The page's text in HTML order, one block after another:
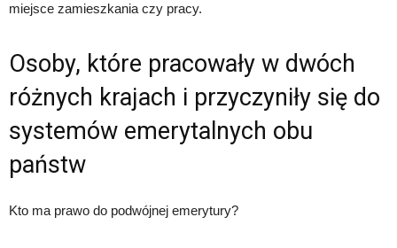
miejsce zamieszkania czy pracy.
Osoby, które pracowały w dwóch
różnych krajach i przyczyniły się do
systemów emerytalnych obu
państw
Kto ma prawo do podwójnej emerytury?